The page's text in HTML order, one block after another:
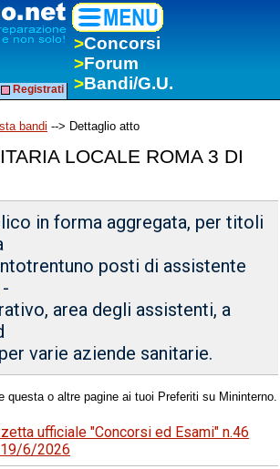
>Concorsi
>Forum
>Bandi/G.U.
Registrati
bandi --> Dettaglio atto
LOCALE ROMA 3 DI
in forma aggregata, per titoli
posti di assistente
area degli assistenti, a
varie aziende sanitarie.
questa o altre pagine ai tuoi Preferiti su Mininterno.
ufficiale "Concorsi ed Esami" n.46
6/2026